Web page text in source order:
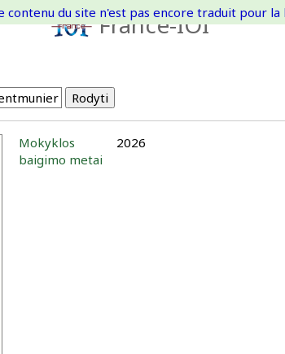
France-IOI
du site n'est pas encore traduit pour la
Mokyklos
baigimo metai
2026